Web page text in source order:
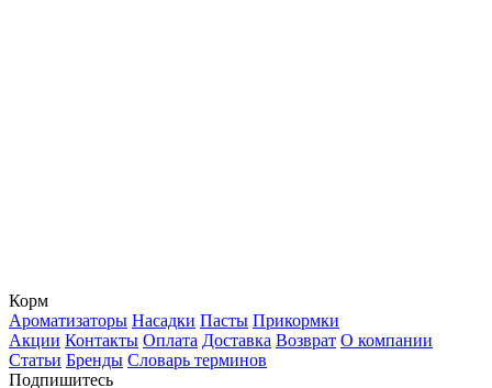
Корм
Ароматизаторы Насадки Пасты Прикормки
Акции Контакты Оплата Доставка Возврат О компании
Статьи Бренды Словарь терминов
Подпишитесь